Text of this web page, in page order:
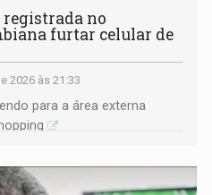
registrada no
furtar celular de
2026 às 21:33
para a área externa